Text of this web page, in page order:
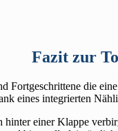
Fazit zur
Fortgeschrittene die
eines integrierten
einer Klappe